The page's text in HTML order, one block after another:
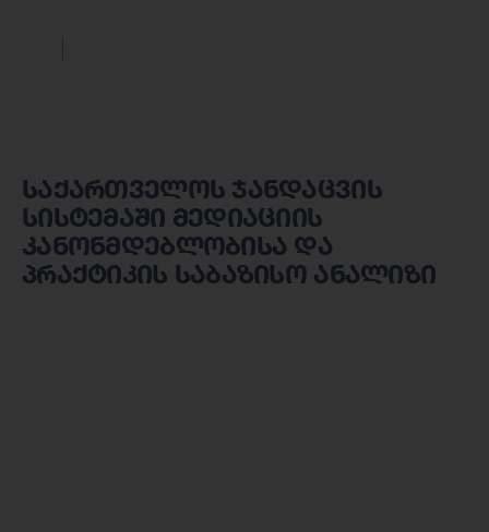
საქართველოს ჯანდაცვის
სისტემაში მედიაციის
კანონმდებლობისა და
პრაქტიკის საბაზისო ანალიზი